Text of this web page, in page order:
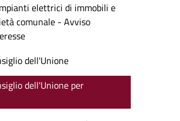
elettrici di immobili e
comunale - Avviso
dell'Unione
dell'Unione per